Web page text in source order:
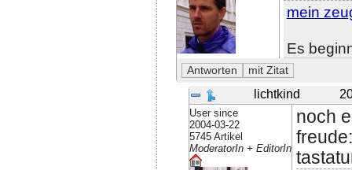
mein
Es
lichtkind
User since
2004-03-22
5745 Artikel
ModeratorIn + EditorIn
noch